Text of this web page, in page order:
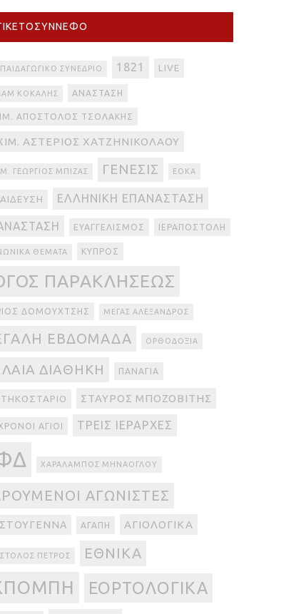
ΣΥΝΈΔΡΙΟ 1821 LIVE
ΚΟΚΆΛΗΣ ΑΝΆΣΤΑΣΗ
ΑΠΌΣΤΟΛΟΣ ΤΣΟΛΆΚΗΣ
ΑΣΤΈΡΙΟΣ ΧΑΤΖΗΝΙΚΟΛΆΟΥ
ΓΕΏΡΓΙΟΣ ΜΠΊΖΑΣ ΓΈΝΕΣΙΣ ΕΟΚΑ
ΕΛΛΗΝΙΚΉ ΕΠΑΝΆΣΤΑΣΗ
ΕΥΑΓΓΕΛΙΣΜΌΣ ΙΕΡΑΠΟΣΤΟΛΉ
ΘΈΜΑΤΑ ΚΎΠΡΟΣ
ΠΑΡΑΚΛΉΣΕΩΣ
ΔΟΜΟΥΧΤΣΉΣ ΜΈΓΑΣ ΑΛΈΞΑΝΔΡΟΣ
ΕΒΔΟΜΆΔΑ ΟΡΘΟΔΟΞΊΑ
ΔΙΑΘΉΚΗ ΠΑΝΑΓΊΑ
ΣΤΑΎΡΟΣ ΜΠΟΖΟΒΊΤΗΣ
ΆΓΙΟΙ ΤΡΕΙΣ ΙΕΡΆΡΧΕΣ
ΧΑΡΆΛΑΜΠΟΣ ΜΗΝΆΟΓΛΟΥ
ΑΓΩΝΙΣΤΈΣ
ΑΓΆΠΗ ΑΓΙΟΛΟΓΙΚΆ
ΠΈΤΡΟΣ ΕΘΝΙΚΆ
ΕΟΡΤΟΛΟΓΙΚΆ